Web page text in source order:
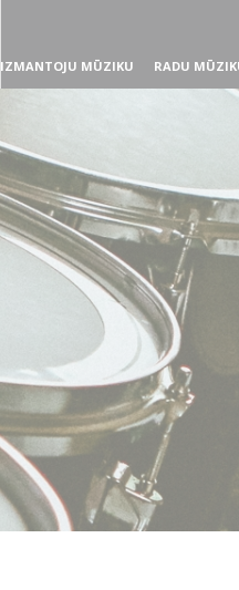
IZMANTOJU MŪZIKU RADU